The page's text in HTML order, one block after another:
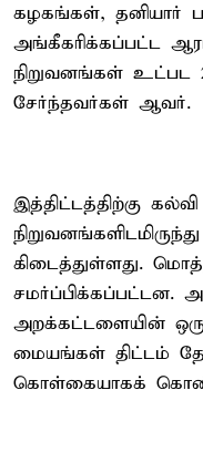
கழகங்கள், தனியார்
அங்கீகரிக்கப்பட்ட
நிறுவனங்கள் உட்பட
சேர்ந்தவர்கள் ஆவர்.
இத்திட்டத்திற்கு
கிடைத்துள்ளது.
சமர்ப்பிக்கப்பட்டன.
அறக்கட்டளையின்
மையங்கள் திட்டம்
கொள்கையாகக்